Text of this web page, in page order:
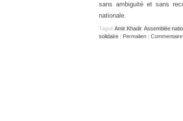
sans ambiguité et sans
nationale.
TaguéAmir Khadir, Assemblée
solidaire | Permalien |